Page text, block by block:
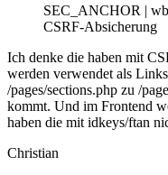
SEC_ANCHOR |
CSRF-Absicherung
Ich denke die haben mit
werden verwendet als
/pages/sections.php zu /
kommt. Und im Frontend
haben die mit idkeys/ftan
Christian